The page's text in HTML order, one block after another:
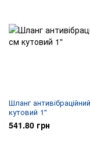
Шланг
кутовий 1"
541.80 грн